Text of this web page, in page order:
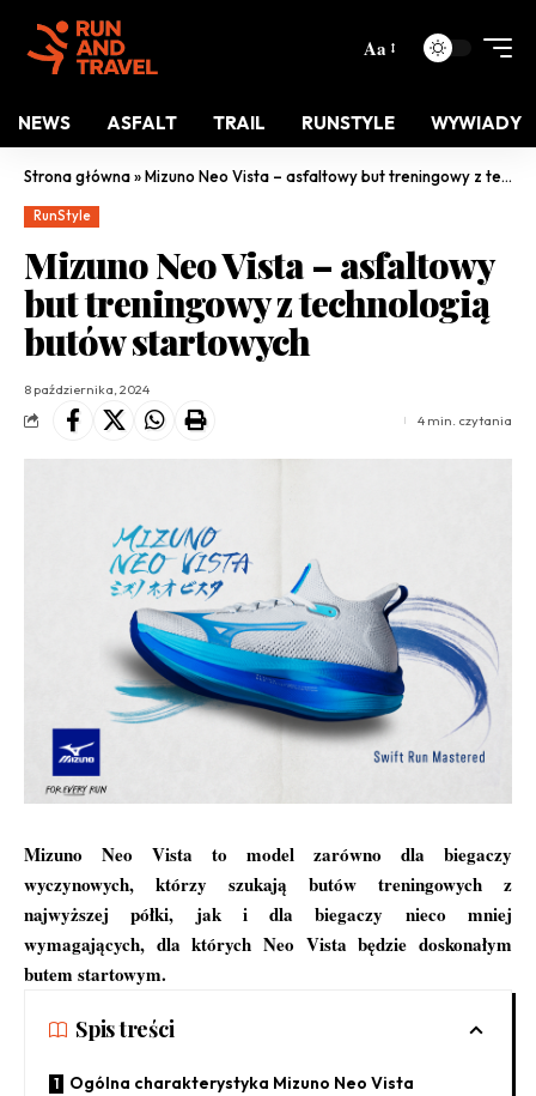
Aa
NEWS ASFALT TRAIL RUNSTYLE WYWIADY
Strona główna»Mizuno Neo Vista – asfaltowy but treningowy z technologią butów startowych
RunStyle
Mizuno Neo Vista – asfaltowy
but treningowy z technologią
butów startowych
8 października, 2024
4 min. czytania
Mizuno Neo Vista to model zarówno dla biegaczy
wyczynowych, którzy szukają butów treningowych z
najwyższej półki, jak i dla biegaczy nieco mniej
wymagających, dla których Neo Vista będzie doskonałym
butem startowym.
Spis treści
Ogólna charakterystyka Mizuno Neo Vista